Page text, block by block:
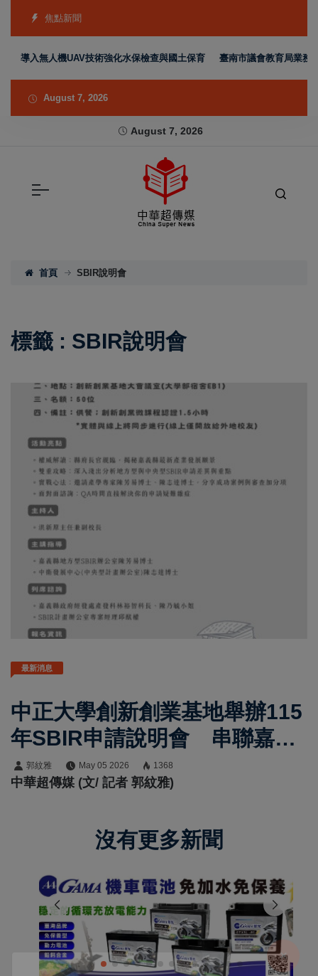
焦點新聞
導入無人機UAV技術強化水保檢查與國土保育 臺南市議會教育局業務
August 7, 2026
August 7, 2026
首頁 SBIR說明會
標籤 : SBIR說明會
最新消息
中正大學創新創業基地舉辦115
年SBIR申請說明會 串聯嘉義
資源助攻中小企業研發補助
郭紋雅 May 05 2026 1368
中華超傳媒 (文/ 記者 郭紋雅)
沒有更多新聞